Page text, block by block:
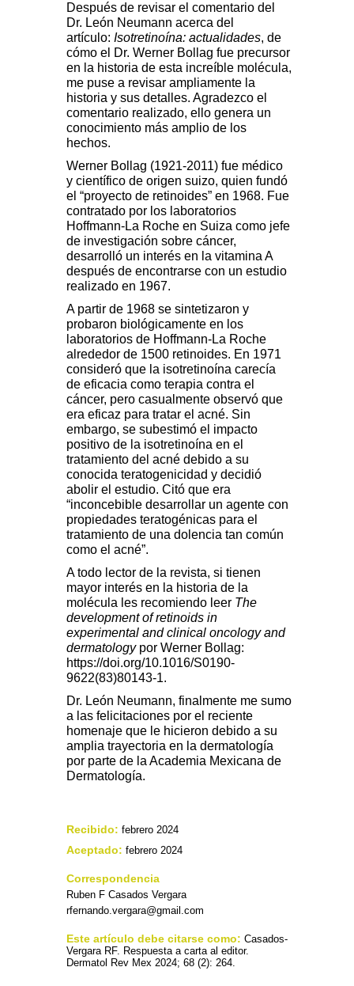
Después de revisar el comentario del
Dr. León Neumann acerca del
artículo: Isotretinoína: actualidades, de
cómo el Dr. Werner Bollag fue precursor
en la historia de esta increíble molécula,
me puse a revisar ampliamente la
historia y sus detalles. Agradezco el
comentario realizado, ello genera un
conocimiento más amplio de los
hechos.
Werner Bollag (1921-2011) fue médico
y científico de origen suizo, quien fundó
el “proyecto de retinoides” en 1968. Fue
contratado por los laboratorios
Hoffmann-La Roche en Suiza como jefe
de investigación sobre cáncer,
desarrolló un interés en la vitamina A
después de encontrarse con un estudio
realizado en 1967.
A partir de 1968 se sintetizaron y
probaron biológicamente en los
laboratorios de Hoffmann-La Roche
alrededor de 1500 retinoides. En 1971
consideró que la isotretinoína carecía
de eficacia como terapia contra el
cáncer, pero casualmente observó que
era eficaz para tratar el acné. Sin
embargo, se subestimó el impacto
positivo de la isotretinoína en el
tratamiento del acné debido a su
conocida teratogenicidad y decidió
abolir el estudio. Citó que era
“inconcebible desarrollar un agente con
propiedades teratogénicas para el
tratamiento de una dolencia tan común
como el acné”.
A todo lector de la revista, si tienen
mayor interés en la historia de la
molécula les recomiendo leer The
development of retinoids in
experimental and clinical oncology and
dermatologypor Werner Bollag:
https://doi.org/10.1016/S0190-
9622(83)80143-1.
Dr. León Neumann, finalmente me sumo
a las felicitaciones por el reciente
homenaje que le hicieron debido a su
amplia trayectoria en la dermatología
por parte de la Academia Mexicana de
Dermatología.
Recibido: febrero 2024
Aceptado: febrero 2024
Correspondencia
Ruben F Casados Vergara
rfernando.vergara@gmail.com
Este artículo debe citarse como: Casados-
Vergara RF. Respuesta a carta al editor.
Dermatol Rev Mex 2024; 68 (2): 264.